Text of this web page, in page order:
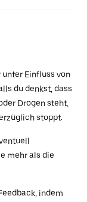
Einfluss von
du denkst, dass
Drogen steht,
stoppt.
mehr als die
indem